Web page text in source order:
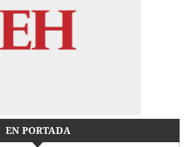
EN PORTADA